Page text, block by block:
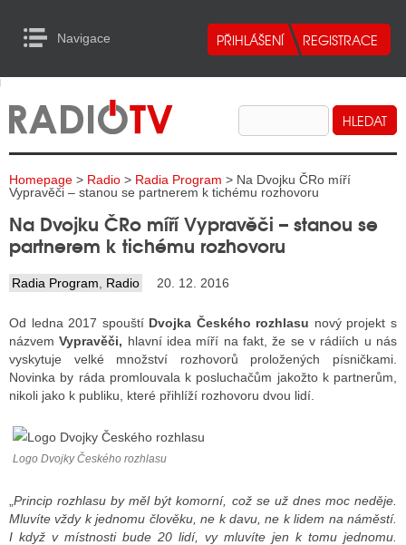
Navigace
RADIA
TELEVIZE
INTERNET
TISK
RADIA
RÁDIÍ
RÁDIÍ
VYSÍLAČE
TELEVIZE
TELEVIZÍ
VYSÍLAČE
to Content
Homepage > Radio > Radia Program > Na Dvojku ČRo míří
Vypravěči – stanou se partnerem k tichému rozhovoru
Na Dvojku ČRo míří Vypravěči – stanou se
partnerem k tichému rozhovoru
Radia Program Radio 20. 12. 2016
Od ledna 2017 spouští Dvojka Českého rozhlasu nový projekt s
názvemVypravěči, hlavní idea míří na fakt, že se v rádiích u nás
vyskytuje velké množství rozhovorů proložených písničkami.
Novinka by ráda promlouvala k posluchačům jakožto k partnerům,
nikoli jako k publiku, které přihlíží rozhovoru dvou lidí.
Logo Dvojky Českého rozhlasu
Princip rozhlasu by měl být komorní, což se už dnes moc neděje.
Mluvíte vždy k jednomu člověku, ne k davu, ne k lidem na náměstí.
I když v místnosti bude 20 lidí, vy mluvíte jen k tomu jednomu.